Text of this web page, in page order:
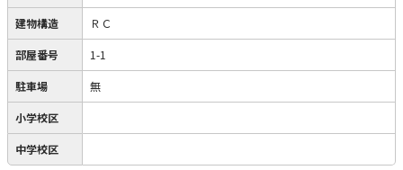
建物構造 ＲＣ
部屋番号 1-1
駐車場 無
小学校区
中学校区